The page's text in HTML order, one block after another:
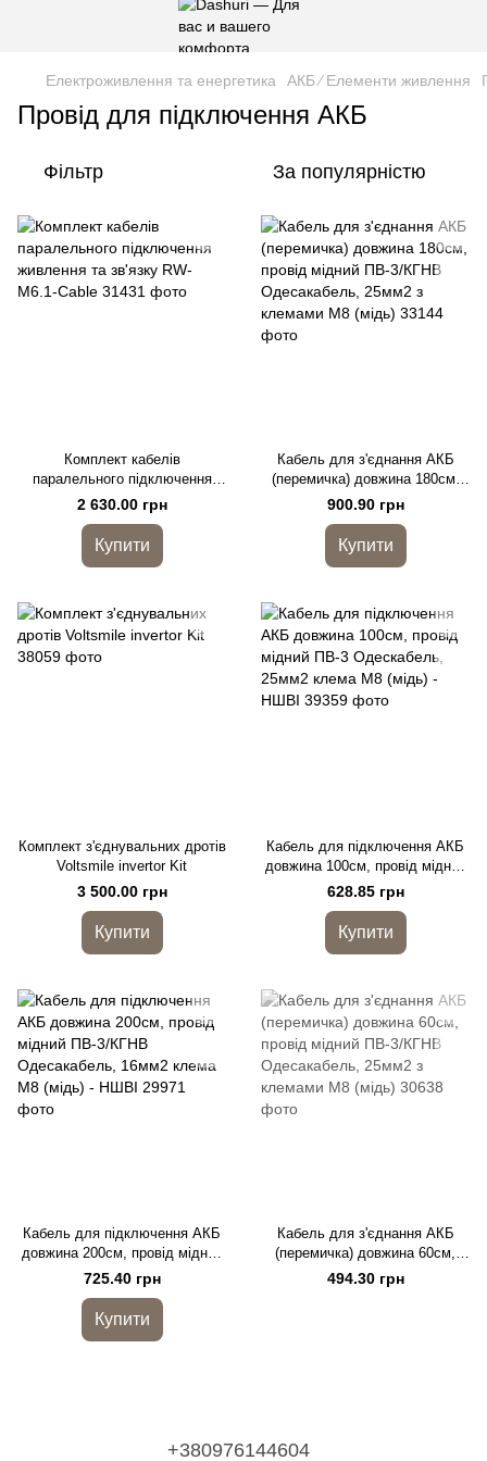
Електроживлення та енергетика АКБ ∕ Елементи живлення
Провід для підключення АКБ
Фільтр За популярністю
Комплект кабелів
паралельного підключення
живлення та зв'язку RW-M6.1-
2 630.00 грн
Купити
Кабель для з'єднання АКБ
(перемичка) довжина 180см,
провід мідний ПВ-3/КГНВ
Одесакабель, 25мм2 з
клемами М8 (мідь)
900.90 грн
Купити
Комплект з'єднувальних дротів
Voltsmile invertor Kit
3 500.00 грн
Купити
Кабель для підключення АКБ
довжина 100см, провід мідний
ПВ-3 Одескабель, 25мм2
клема М8 (мідь) - НШВІ
628.85 грн
Купити
Кабель для підключення АКБ
довжина 200см, провід мідний
ПВ-3/КГНВ Одесакабель,
16мм2 клема М8 (мідь) - НШВІ
725.40 грн
Купити
Кабель для з'єднання АКБ
(перемичка) довжина 60см,
провід мідний ПВ-3/КГНВ
Одесакабель, 25мм2 з
494.30 грн
+380976144604